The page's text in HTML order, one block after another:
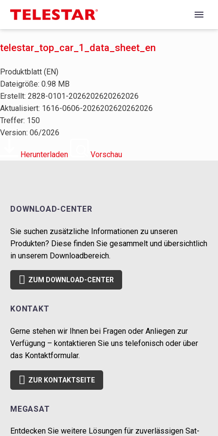
telestar_top_car_1_data_sheet_en
Produktblatt (EN)
Dateigröße: 0.98 MB
Erstellt: 2828-0101-2026202620262026
Aktualisiert: 1616-0606-2026202620262026
Treffer: 150
Version: 06/2026
Herunterladen Vorschau
DOWNLOAD-CENTER
Sie suchen zusätzliche Informationen zu unseren
Produkten? Diese finden Sie gesammelt und übersichtlich
in unserem Downloadbereich.
 ZUM DOWNLOAD-CENTER
KONTAKT
Gerne stehen wir Ihnen bei Fragen oder Anliegen zur
Verfügung – kontaktieren Sie uns telefonisch oder über
das Kontaktformular.
 ZUR KONTAKTSEITE
MEGASAT
Entdecken Sie weitere Lösungen für zuverlässigen Sat-